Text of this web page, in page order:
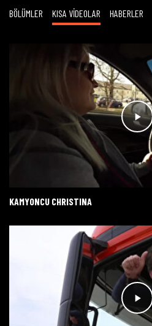
BÖLÜMLER KISA VİDEOLAR HABERLER
KAMYONCU CHRISTINA